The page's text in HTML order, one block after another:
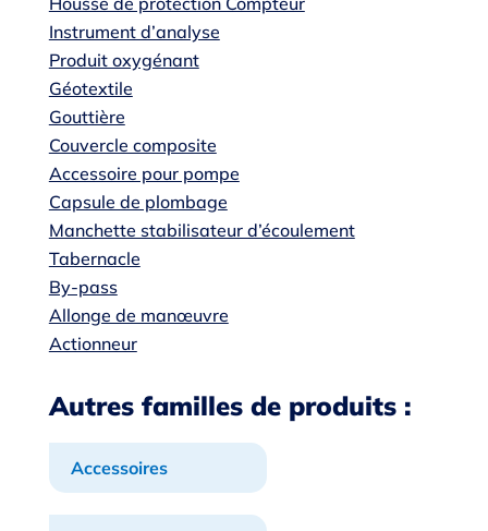
Instrument d’analyse
Produit oxygénant
Géotextile
Gouttière
Couvercle composite
Accessoire pour pompe
Capsule de plombage
Manchette stabilisateur d’écoulement
Tabernacle
By-pass
Allonge de manœuvre
Actionneur
Autres familles de produits :
Accessoires